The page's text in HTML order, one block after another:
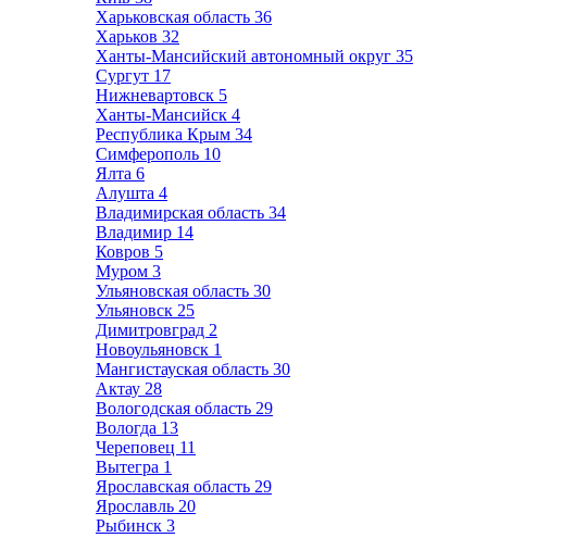
Харьковская область 36
Харьков 32
Ханты-Мансийский автономный округ 35
Сургут 17
Нижневартовск 5
Ханты-Мансийск 4
Республика Крым 34
Симферополь 10
Ялта 6
Алушта 4
Владимирская область 34
Владимир 14
Ковров 5
Муром 3
Ульяновская область 30
Ульяновск 25
Димитровград 2
Новоульяновск 1
Мангистауская область 30
Актау 28
Вологодская область 29
Вологда 13
Череповец 11
Вытегра 1
Ярославская область 29
Ярославль 20
Рыбинск 3